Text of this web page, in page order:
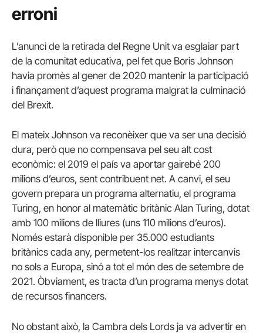
erroni
L’anunci de la retirada del Regne Unit va esglaiar part
de la comunitat educativa, pel fet que Boris Johnson
havia promès al gener de 2020 mantenir la participació
i finançament d’aquest programa malgrat la culminació
del Brexit.
El mateix Johnson va reconèixer que va ser una decisió
dura, però que no compensava pel seu alt cost
econòmic: el 2019 el país va aportar gairebé 200
milions d’euros, sent contribuent net. A canvi, el seu
govern prepara un programa alternatiu, el programa
Turing, en honor al matemàtic britànic Alan Turing, dotat
amb 100 milions de lliures (uns 110 milions d’euros).
Només estarà disponible per 35.000 estudiants
britànics cada any, permetent-los realitzar intercanvis
no sols a Europa, sinó a tot el món des de setembre de
2021. Òbviament, es tracta d’un programa menys dotat
de recursos financers.
No obstant això, la Cambra dels Lords ja va advertir en